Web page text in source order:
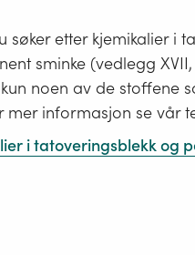
søker etter kjemikalier i
sminke (vedlegg
noen av de stoffene
mer informasjon se vår
i tatoveringsblekk og